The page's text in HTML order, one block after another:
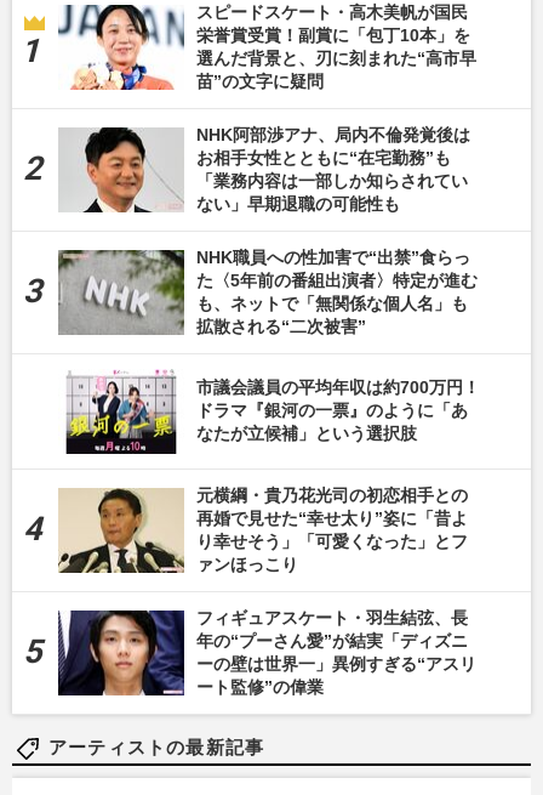
スピードスケート・高木美帆が国民
栄誉賞受賞！副賞に「包丁10本」を
選んだ背景と、刃に刻まれた“高市早
苗”の文字に疑問
NHK阿部渉アナ、局内不倫発覚後は
お相手女性とともに“在宅勤務”も
「業務内容は一部しか知らされてい
ない」早期退職の可能性も
NHK職員への性加害で“出禁”食らっ
た〈5年前の番組出演者〉特定が進む
も、ネットで「無関係な個人名」も
拡散される“二次被害”
市議会議員の平均年収は約700万円！
ドラマ『銀河の一票』のように「あ
なたが立候補」という選択肢
元横綱・貴乃花光司の初恋相手との
再婚で見せた“幸せ太り”姿に「昔よ
り幸せそう」「可愛くなった」とフ
ァンほっこり
フィギュアスケート・羽生結弦、長
年の“プーさん愛”が結実「ディズニ
ーの壁は世界一」異例すぎる“アスリ
ート監修”の偉業
アーティストの最新記事